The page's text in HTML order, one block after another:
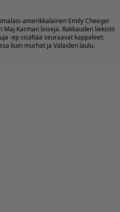
amerikkalainen Emily Cheeger
Maj Karman biisejä. Rakkauden liekistö
-ep sisältää seuraavat kappaleet:
kuin murhat ja Valaiden laulu.